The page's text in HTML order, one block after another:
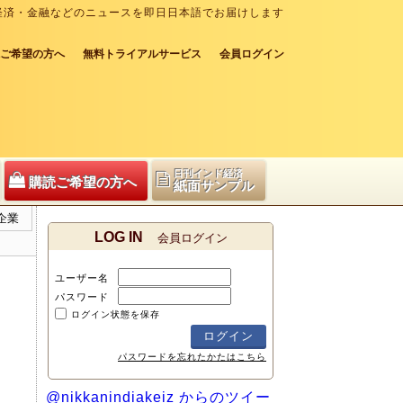
・金融などのニュースを即日日本語でお届けします
希望の方へ 無料トライアルサービス 会員ログイン
購読ご希望の方へ
日刊インド経済
紙面サンプル
業
LOG IN 会員ログイン
ユーザー名
パスワード
ログイン状態を保存
パスワードを忘れたかたはこちら
@nikkanindiakeiz からのツイー